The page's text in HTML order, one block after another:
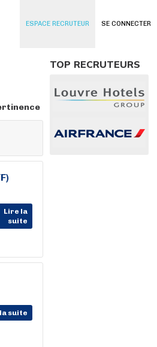
SE CONNECTER
ESPACE RECRUTEUR
Lire la
suite
suite
TOP RECRUTEURS